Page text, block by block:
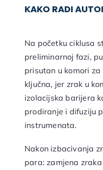
KAKO RADI
Na početku ciklusa
preliminarnoj fazi,
prisutan u komori
ključna, jer zrak u
izolacijska barijera
prodiranje i difuziju
instrumenata.
Nakon izbacivanja
para: zamjena